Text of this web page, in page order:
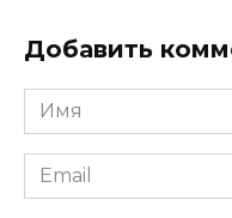
Добавить
Имя
*
Email
*